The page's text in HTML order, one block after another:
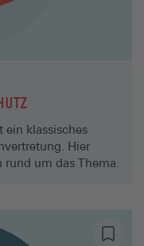
ein klassisches
Hier
um das Thema.